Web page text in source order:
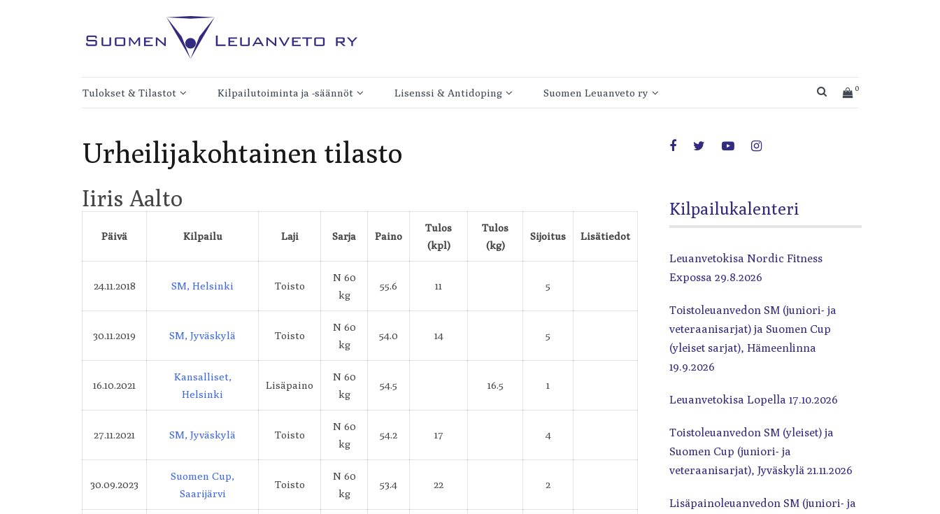
Suomen Leuanveto ry
Tulokset & Tilastot
Toistoleuanvedon Suomen
Lisäpainoleuanvedon Suomen
ennätykset
maailmanennätykset
Leuanvetotilastoja
Kilpailutoiminta ja -säännöt
Verkkokauppa
Toistoleuanvedon
Lisäpainoleuanvedon
Lisenssi & Antidoping Suomen Leuanveto ry
Jäsenseurat
SEARCH BUTTON
0
Urheilijakohtainen tilasto
Iiris Aalto
Päivä Kilpailu Laji Sarja Paino
Tulos
(kpl)
Tulos
(kg)
Sijoitus Lisätiedot
24.11.2018 SM, Helsinki Toisto
N 60
kg
55.6 11 5
30.11.2019 SM, Jyväskylä Toisto
N 60
kg
54.0 14 5
16.10.2021
Kansalliset,
Helsinki
Lisäpaino
N 60
kg
54.5 16.5 1
27.11.2021 SM, Jyväskylä Toisto
N 60
kg
54.2 17 4
30.09.2023
Suomen Cup,
Saarijärvi
Toisto
N 60
kg
53.4 22 2
Kilpailukalenteri
Leuanvetokisa Nordic Fitness
Expossa 29.8.2026
Toistoleuanvedon SM (juniori- ja
veteraanisarjat) ja Suomen Cup
(yleiset sarjat), Hämeenlinna
19.9.2026
Leuanvetokisa Lopella 17.10.2026
Toistoleuanvedon SM (yleiset) ja
Suomen Cup (juniori- ja
veteraanisarjat), Jyväskylä 21.11.2026
Lisäpainoleuanvedon SM (juniori- ja